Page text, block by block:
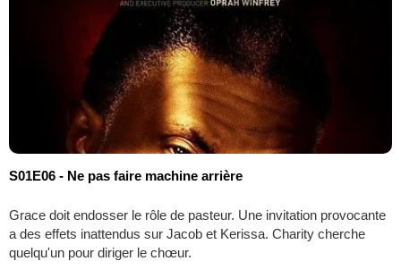
S01E06 - Ne pas faire machine arrière
Grace doit endosser le rôle de pasteur. Une invitation provocante
a des effets inattendus sur Jacob et Kerissa. Charity cherche
quelqu'un pour diriger le chœur.